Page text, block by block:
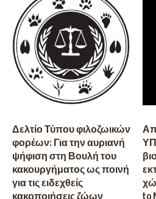
Δελτίο Τύπου φιλοζωικών
φορέων: Για την αυριανή
ψήφιση στη Βουλή του
κακουργήματος ως ποινή
για τις ειδεχθείς
κακοποιήσεις ζώων
to